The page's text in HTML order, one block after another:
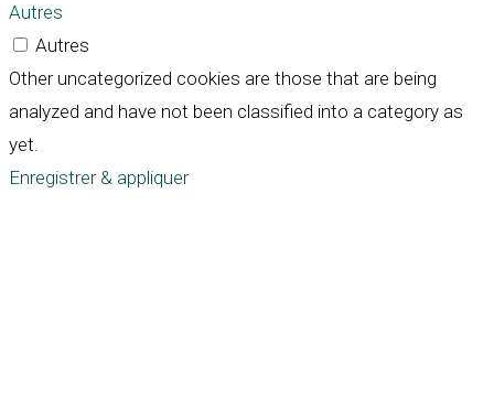
Autres
Autres
Other uncategorized cookies are those that are being
analyzed and have not been classified into a category as
yet.
Enregistrer & appliquer